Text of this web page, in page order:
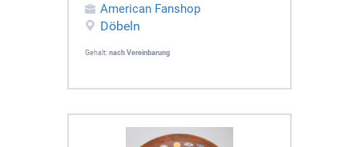
American Fanshop
Döbeln
Gehalt: nach Vereinbarung